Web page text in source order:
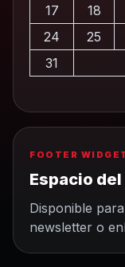
17
18
24
25
31
FOOTER
Espacio
Disponible
newsletter o